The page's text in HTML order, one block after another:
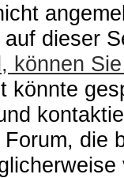
auf dieser
können
könnte
die